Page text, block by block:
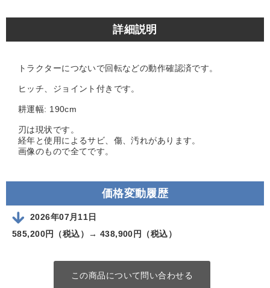
詳細説明
トラクターにつないで回転などの動作確認済です。
ヒッチ、ジョイント付きです。
耕運幅: 190cm
刃は現状です。
経年と使用によるサビ、傷、汚れがあります。
画像のもので全てです。
価格変動履歴
2026年07月11日
585,200円（税込）→ 438,900円（税込）
この商品について問い合わせる